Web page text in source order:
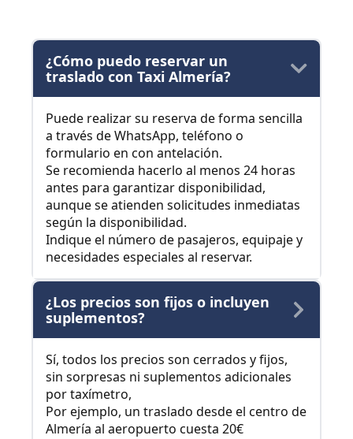
¿Cómo puedo reservar un
traslado con Taxi Almería?
Puede realizar su reserva de forma sencilla
a través de WhatsApp, teléfono o
formulario en con antelación.
Se recomienda hacerlo al menos 24 horas
antes para garantizar disponibilidad,
aunque se atienden solicitudes inmediatas
según la disponibilidad.
Indique el número de pasajeros, equipaje y
necesidades especiales al reservar.
¿Los precios son fijos o incluyen
suplementos?
Sí, todos los precios son cerrados y fijos,
sin sorpresas ni suplementos adicionales
por taxímetro,
Por ejemplo, un traslado desde el centro de
Almería al aeropuerto cuesta 20€